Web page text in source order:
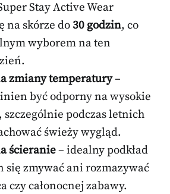
Stay Active Wear
na skórze do 30 godzin, co
wyborem na ten
zmiany temperatury–
być odporny na wysokie
podczas letnich
świeży wygląd.
ścieranie– idealny podkład
zmywać ani rozmazywać
czy całonocnej zabawy.